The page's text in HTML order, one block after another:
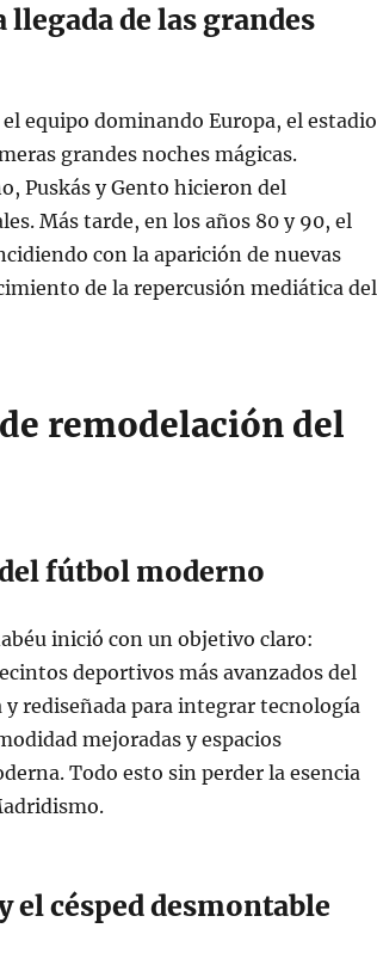
de las grandes
el equipo dominando Europa, el estadio
grandes noches mágicas.
Puskás y Gento hicieron del
Más tarde, en los años 80 y 90, el
con la aparición de nuevas
de la repercusión mediática del
remodelación del
fútbol moderno
inició con un objetivo claro:
deportivos más avanzados del
rediseñada para integrar tecnología
mejoradas y espacios
Todo esto sin perder la esencia
el césped desmontable